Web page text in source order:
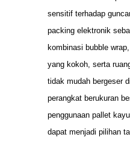
sensitif terhadap
packing elektronik
kombinasi bubble
yang kokoh, serta
tidak mudah bergeser
perangkat berukuran
penggunaan pallet
dapat menjadi pilihan